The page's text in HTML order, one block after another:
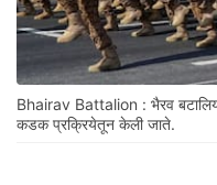
Bhairav Battalion : भैरव
कडक प्रक्रियेतून केली जाते.